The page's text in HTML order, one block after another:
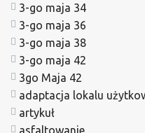
3-go maja 34
3-go maja 36
3-go maja 38
3-go maja 42
3go Maja 42
adaptacja lokalu
artykuł
asfaltowanie